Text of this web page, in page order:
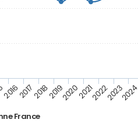
France
201620172018201920202021202220232024